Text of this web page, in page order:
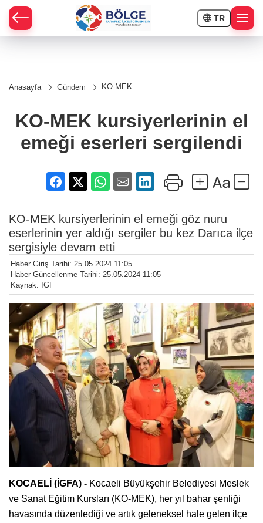
TR
Anasayfa Gündem
KO-MEK
sergilendi
KO-MEK kursiyerlerinin el
emeği eserleri sergilendi
KO-MEK kursiyerlerinin el emeği göz nuru
eserlerinin yer aldığı sergiler bu kez Darıca ilçe
sergisiyle devam etti
Haber Giriş Tarihi: 25.05.2024 11:05
Haber Güncellenme Tarihi: 25.05.2024 11:05
Kaynak: IGF
KOCAELİ (İGFA) - Kocaeli Büyükşehir Belediyesi Meslek
ve Sanat Eğitim Kursları (KO-MEK), her yıl bahar şenliği
havasında düzenlediği ve artık geleneksel hale gelen ilçe